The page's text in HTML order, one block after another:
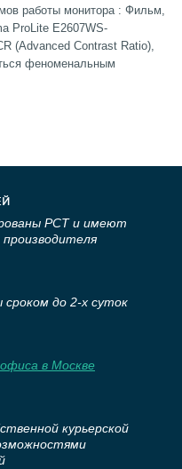
работы монитора : Фильм,
ProLite E2607WS-
(Advanced Contrast Ratio),
феноменальным
РСТ и имеют
до 2-х суток
офиса в Москве
курьерской